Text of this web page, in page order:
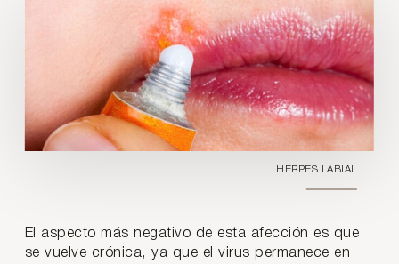
HERPES LABIAL
El aspecto más negativo de esta afección es que
se vuelve crónica, ya que el virus permanece en